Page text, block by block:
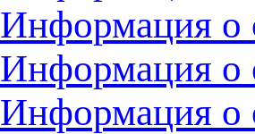
Информация о
Информация о
Информация о